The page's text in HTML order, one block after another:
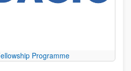
Programme